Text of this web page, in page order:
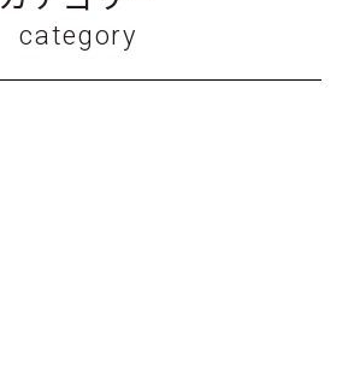
category